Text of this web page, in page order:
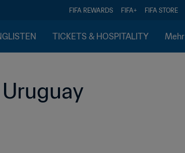
FIFA REWARDS FIFA+ FIFA STORE
TICKETS & HOSPITALITY Mehr